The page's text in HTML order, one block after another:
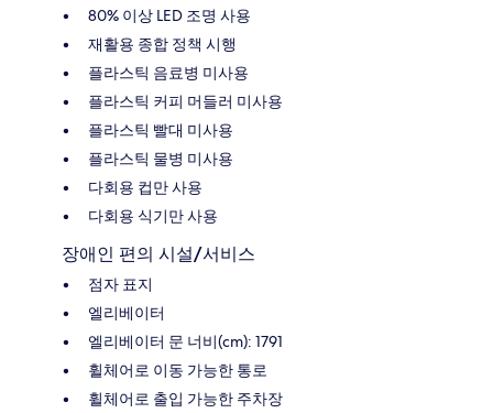
80% 이상 LED 조명 사용
재활용 종합 정책 시행
플라스틱 음료병 미사용
플라스틱 커피 머들러 미사용
플라스틱 빨대 미사용
플라스틱 물병 미사용
다회용 컵만 사용
다회용 식기만 사용
장애인 편의 시설/서비스
점자 표지
엘리베이터
엘리베이터 문 너비(cm): 1791
휠체어로 이동 가능한 통로
휠체어로 출입 가능한 주차장